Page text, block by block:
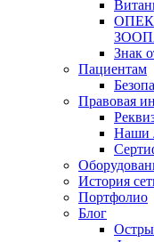
Знак
Пациентам
Правовая
Наши
История
Портфолио
Блог